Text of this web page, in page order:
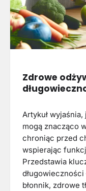
Zdrowe
Artykuł
mogą znacząco
chroniąc przed
wspierając
Przedstawia
błonnik, zdrowe